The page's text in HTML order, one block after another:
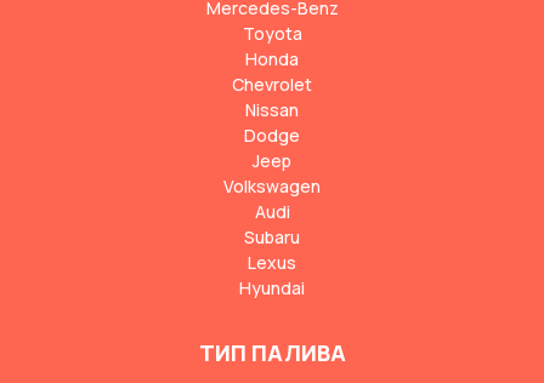
Mercedes-Benz
Toyota
Honda
Chevrolet
Nissan
Dodge
Jeep
Volkswagen
Audi
Subaru
Lexus
Hyundai
ТИП ПАЛИВА